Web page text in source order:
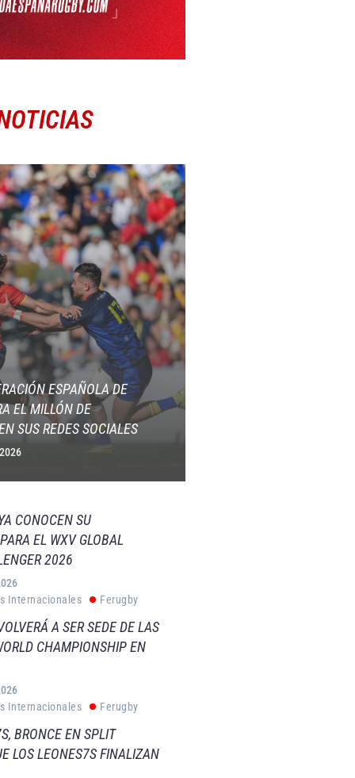
ESPAÑOLA DE
EL MILLÓN DE
SUS REDES SOCIALES
CONOCEN SU
EL WXV GLOBAL
2026
Internacionales
Ferugby
A SER SEDE DE LAS
CHAMPIONSHIP EN
Internacionales
Ferugby
BRONCE EN SPLIT
LOS LEONES7S FINALIZAN